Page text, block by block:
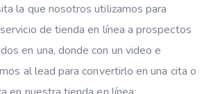
la que nosotros utilizamos para
de tienda en línea a prospectos
en una, donde con un video e
al lead para convertirlo en una cita o